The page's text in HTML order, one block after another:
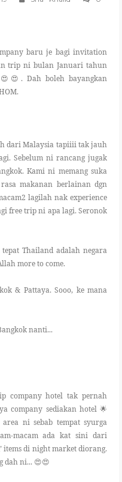
baru je bagi invitation
trip ni bulan Januari tahun
Dah boleh bayangkan
dari Malaysia tapiiii tak jauh
Sebelum ni rancang jugak
Kami ni memang suka
makanan berlainan dgn
lagilah nak experience
free trip ni apa lagi. Seronok
Thailand adalah negara
more to come.
& Pattaya. Sooo, ke mana
nanti...
company hotel tak pernah
company sediakan hotel 🌟
ni sebab tempat syurga
macam ada kat sini dari
items di night market diorang.
dah ni... 😍😍